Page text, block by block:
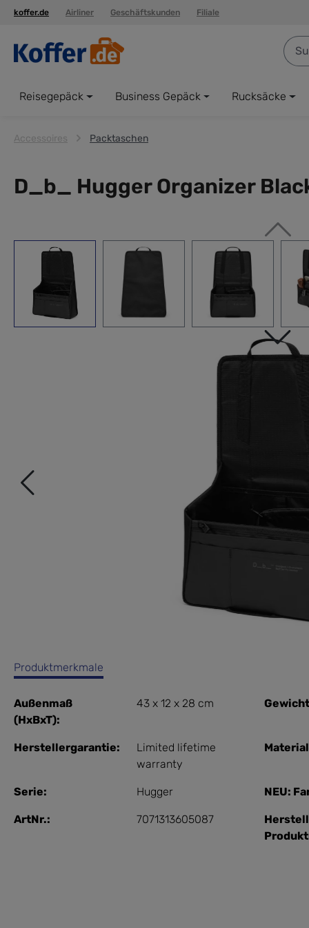
Zur Hauptnavigation springen
koffer.de Airliner Geschäftskunden Filiale
Reisegepäck Business Gepäck Rucksäcke
Accessoires Packtaschen
D_b_ Hugger Organizer
Produktmerkmale
Außenmaß
(HxBxT):
43 x 12 x 28 cm
Herstellergarantie:
Limited lifetime
warranty
Serie: Hugger NEU:
ArtNr.: 7071313605087